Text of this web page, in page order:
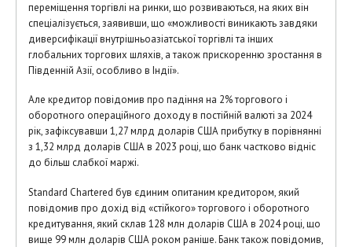
переміщення торгівлі на ринки, що розвиваються, на яких він
спеціалізується, заявивши, що «можливості виникають завдяки
диверсифікації внутрішньоазіатської торгівлі та інших
глобальних торгових шляхів, а також прискоренню зростання в
Південній Азії, особливо в Індії».
Але кредитор повідомив про падіння на 2% торгового і
оборотного операційного доходу в постійній валюті за 2024
рік, зафіксувавши 1,27 млрд доларів США прибутку в порівнянні
з 1,32 млрд доларів США в 2023 році, що банк частково відніс
до більш слабкої маржі.
Standard Chartered був єдиним опитаним кредитором, який
повідомив про дохід від «стійкого» торгового і оборотного
кредитування, який склав 128 млн доларів США в 2024 році, що
вище 99 млн доларів США роком раніше. Банк також повідомив,